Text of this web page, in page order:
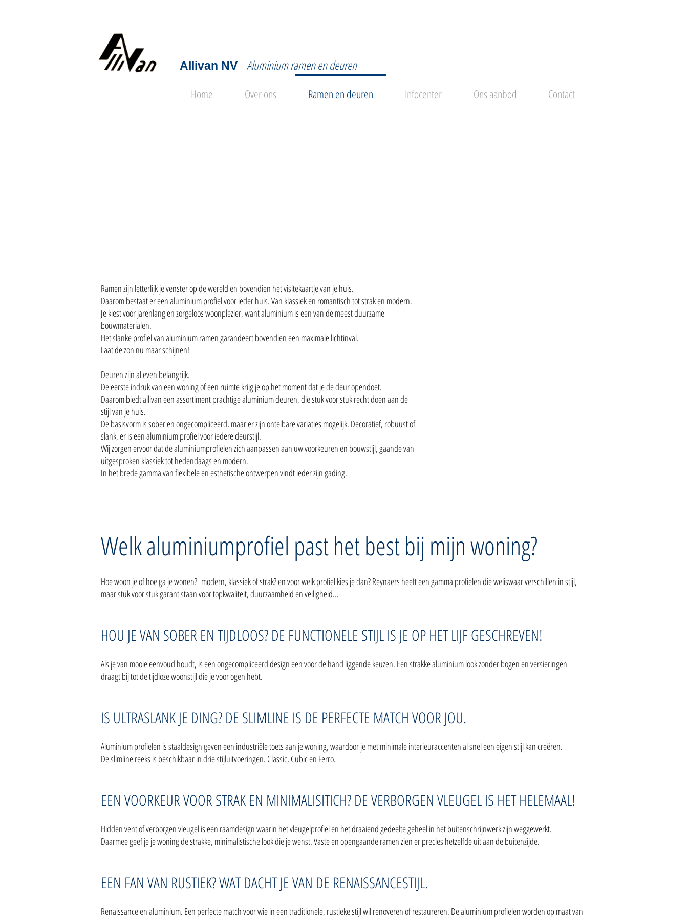
Allivan NV Aluminium ramen en deuren
Home Over ons Ramen en deuren Infocenter Ons aanbod Contact
Ramen zijn letterlijk je venster op de wereld en bovendien het visitekaartje van je huis.
Daarom bestaat er een aluminium profiel voor ieder huis. Van klassiek en romantisch tot strak en modern.
Je kiest voor jarenlang en zorgeloos woonplezier, want aluminium is een van de meest duurzame
bouwmaterialen.
Het slanke profiel van aluminium ramen garandeert bovendien een maximale lichtinval.
Laat de zon nu maar schijnen!
Deuren zijn al even belangrijk.
De eerste indruk van een woning of een ruimte krijg je op het moment dat je de deur opendoet.
Daarom biedt allivan een assortiment prachtige aluminium deuren, die stuk voor stuk recht doen aan de
stijl van je huis.
De basisvorm is sober en ongecompliceerd, maar er zijn ontelbare variaties mogelijk. Decoratief, robuust of
slank, er is een aluminium profiel voor iedere deurstijl.
Wij zorgen ervoor dat de aluminiumprofielen zich aanpassen aan uw voorkeuren en bouwstijl, gaande van
uitgesproken klassiek tot hedendaags en modern.
In het brede gamma van flexibele en esthetische ontwerpen vindt ieder zijn gading.
Welk aluminiumprofiel past het best bij mijn woning?
Hoe woon je of hoe ga je wonen? modern, klassiek of strak? en voor welk profiel kies je dan? Reynaers heeft een gamma profielen die weliswaar verschillen in stijl,
maar stuk voor stuk garant staan voor topkwaliteit, duurzaamheid en veiligheid...
HOU JE VAN SOBER EN TIJDLOOS? DE FUNCTIONELE STIJL IS JE OP HET LIJF GESCHREVEN!
Als je van mooie eenvoud houdt, is een ongecompliceerd design een voor de hand liggende keuzen. Een strakke aluminium look zonder bogen en versieringen
draagt bij tot de tijdloze woonstijl die je voor ogen hebt.
IS ULTRASLANK JE DING? DE SLIMLINE IS DE PERFECTE MATCH VOOR JOU.
Aluminium profielen is staaldesign geven een industriële toets aan je woning, waardoor je met minimale interieuraccenten al snel een eigen stijl kan creëren.
De slimline reeks is beschikbaar in drie stijluitvoeringen. Classic, Cubic en Ferro.
EEN VOORKEUR VOOR STRAK EN MINIMALISITICH? DE VERBORGEN VLEUGEL IS HET HELEMAAL!
Hidden vent of verborgen vleugel is een raamdesign waarin het vleugelprofiel en het draaiend gedeelte geheel in het buitenschrijnwerk zijn weggewerkt.
Daarmee geef je je woning de strakke, minimalistische look die je wenst. Vaste en opengaande ramen zien er precies hetzelfde uit aan de buitenzijde.
EEN FAN VAN RUSTIEK? WAT DACHT JE VAN DE RENAISSANCESTIJL.
Renaissance en aluminium. Een perfecte match voor wie in een traditionele, rustieke stijl wil renoveren of restaureren. De aluminium profielen worden op maat van